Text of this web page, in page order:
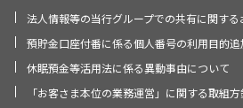
法人情報等の当行グループでの共有に関する
預貯金口座付番に係る個人番号の利用目的
休眠預金等活用法に係る異動事由について
「お客さま本位の業務運営」に関する取組